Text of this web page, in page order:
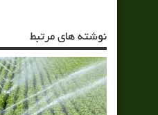
نوشته های مرتبط